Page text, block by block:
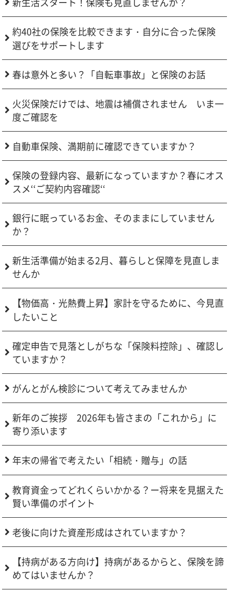
約40社の保険を比較できます・自分に合った保険
選びをサポートします
春は意外と多い？「自転車事故」と保険のお話
火災保険だけでは、地震は補償されません いま一
度ご確認を
自動車保険、満期前に確認できていますか？
保険の登録内容、最新になっていますか？春にオス
スメ‘‘ご契約内容確認‘‘
銀行に眠っているお金、そのままにしていません
か？
新生活準備が始まる2月、暮らしと保障を見直しま
せんか
【物価高・光熱費上昇】家計を守るために、今見直
したいこと
確定申告で見落としがちな「保険料控除」、確認し
ていますか？
がんとがん検診について考えてみませんか
新年のご挨拶 2026年も皆さまの「これから」に
寄り添います
年末の帰省で考えたい「相続・贈与」の話
教育資金ってどれくらいかかる？ー将来を見据えた
賢い準備のポイント
老後に向けた資産形成はされていますか？
【持病がある方向け】持病があるからと、保険を諦
めてはいませんか？